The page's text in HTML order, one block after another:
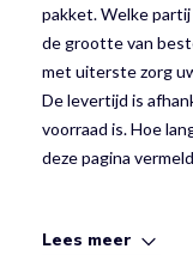
pakket. Welke
de grootte van
met uiterste zorg
De levertijd is
voorraad is. Hoe
deze pagina
Lees meer